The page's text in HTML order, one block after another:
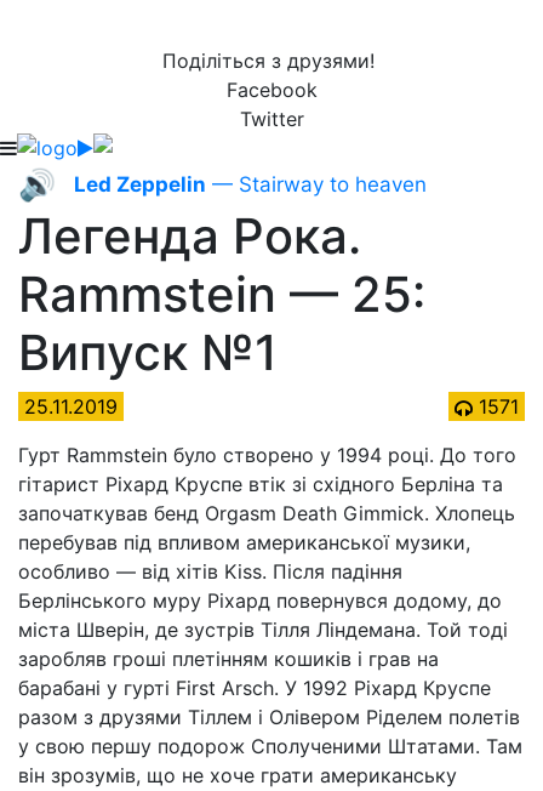
Поділіться з друзями!
Facebook
Twitter
🔊 Led Zeppelin — Stairway to heaven
Легенда Рока.
Rammstein — 25:
Випуск №1
25.11.2019
1571
Гурт Rammstein було створено у 1994 році. До того
гітарист Ріхард Круспе втік зі східного Берліна та
започаткував бенд Orgasm Death Gimmick. Хлопець
перебував під впливом американської музики,
особливо — від хітів Kiss. Після падіння
Берлінського муру Ріхард повернувся додому, до
міста Шверін, де зустрів Тілля Ліндемана. Той тоді
заробляв гроші плетінням кошиків і грав на
барабані у гурті First Arsch. У 1992 Ріхард Круспе
разом з друзями Тіллем і Олівером Ріделем полетів
у свою першу подорож Сполученими Штатами. Там
він зрозумів, що не хоче грати американську